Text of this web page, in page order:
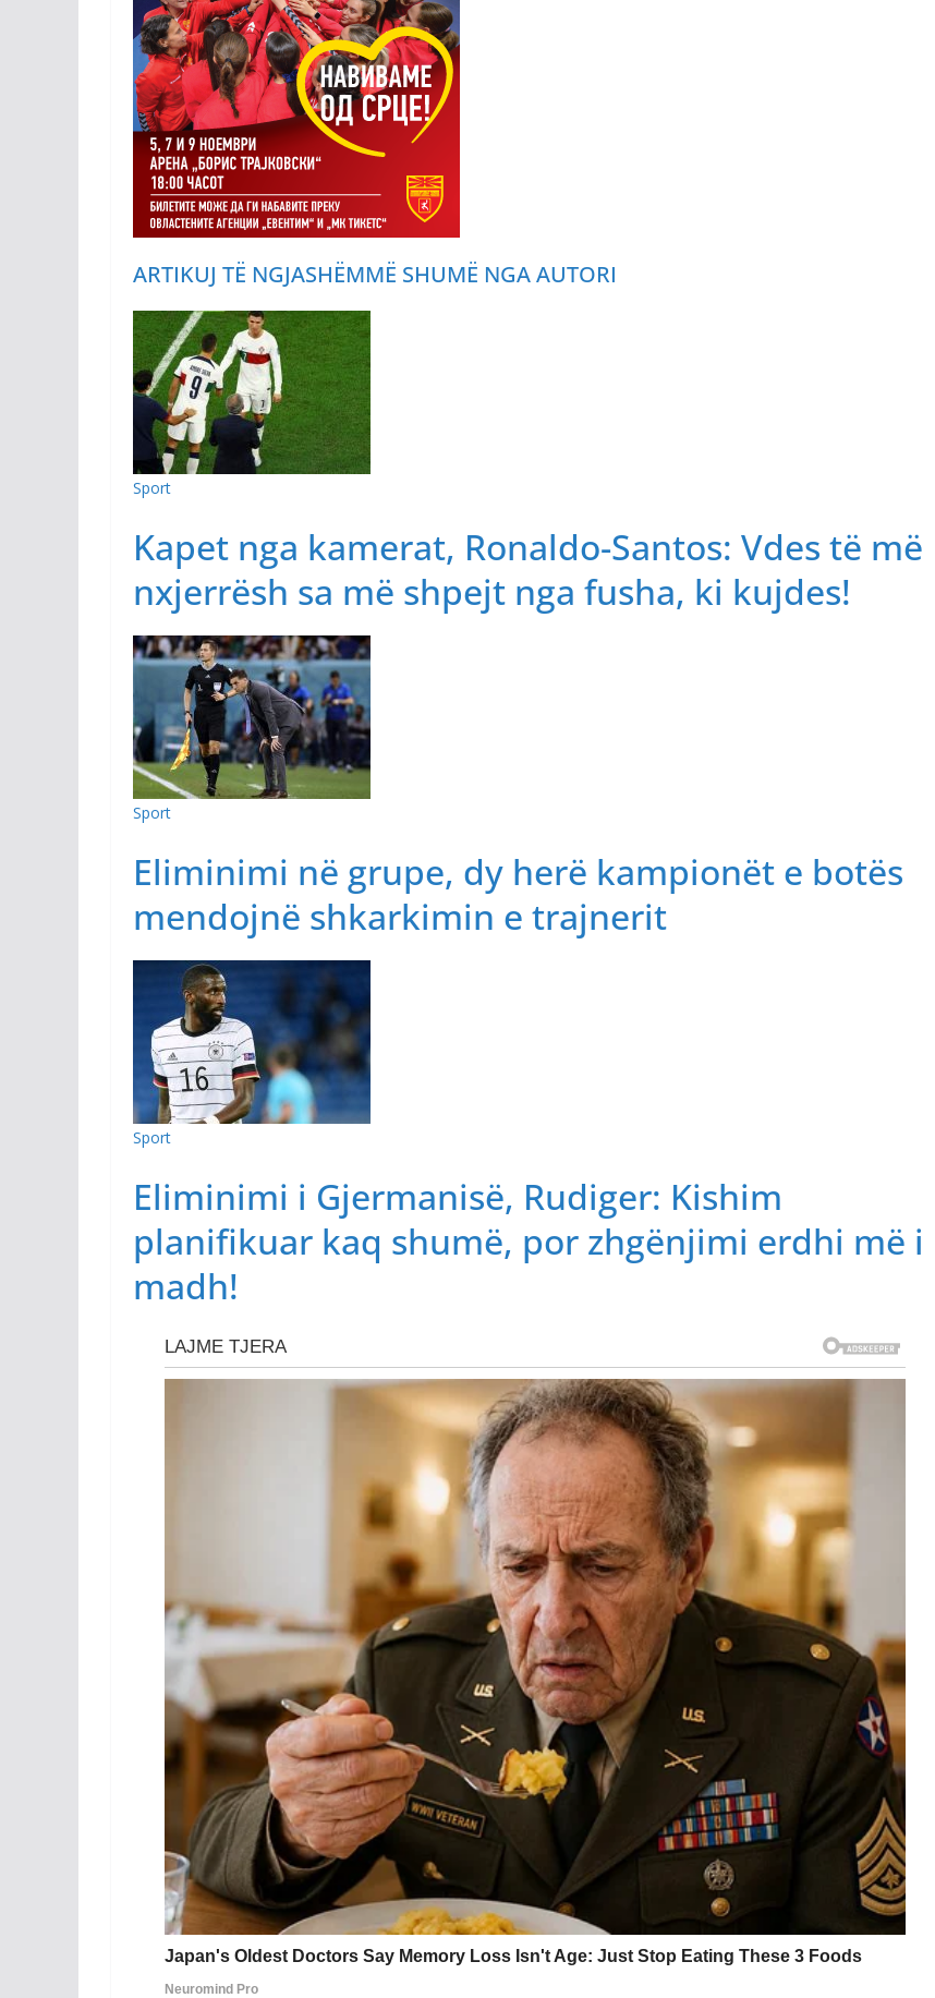
ARTIKUJ TË NGJASHËMMË SHUMË NGA AUTORI
Sport
Kapet nga kamerat, Ronaldo-Santos: Vdes të më
nxjerrësh sa më shpejt nga fusha, ki kujdes!
Sport
Eliminimi në grupe, dy herë kampionët e botës
mendojnë shkarkimin e trajnerit
Sport
Eliminimi i Gjermanisë, Rudiger: Kishim
planifikuar kaq shumë, por zhgënjimi erdhi më i
madh!